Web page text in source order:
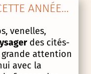
ANNÉE…
venelles,
des cités-
attention
avec la